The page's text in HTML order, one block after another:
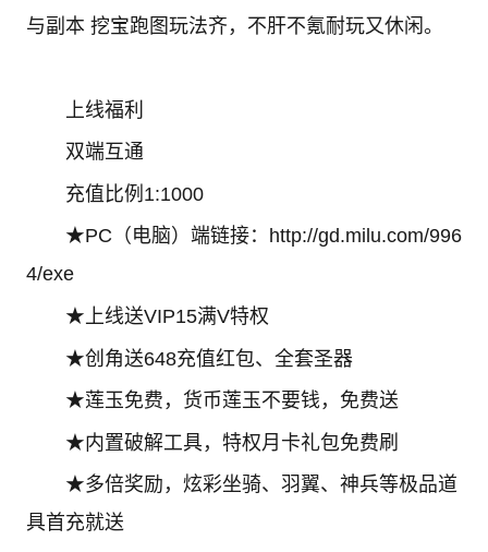
与副本 挖宝跑图玩法齐，不肝不氪耐玩又休闲。
上线福利
双端互通
充值比例1:1000
★PC（电脑）端链接：http://gd.milu.com/996
4/exe
★上线送VIP15满V特权
★创角送648充值红包、全套圣器
★莲玉免费，货币莲玉不要钱，免费送
★内置破解工具，特权月卡礼包免费刷
★多倍奖励，炫彩坐骑、羽翼、神兵等极品道
具首充就送